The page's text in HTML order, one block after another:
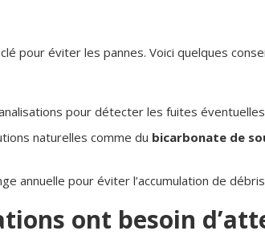
pour éviter les pannes. Voici quelques
pour détecter les fuites
naturelles comme du bicarbonate de
annuelle pour éviter l’accumulation de
ont besoin